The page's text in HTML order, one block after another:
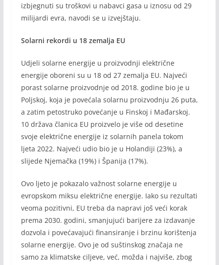
izbjegnuti su troškovi u nabavci gasa u iznosu od 29
milijardi evra, navodi se u izvejštaju.
Solarni rekordi u 18 zemalja EU
Udjeli solarne energije u proizvodnji električne
energije oboreni su u 18 od 27 zemalja EU. Najveći
porast solarne proizvodnje od 2018. godine bio je u
Poljskoj, koja je povećala solarnu proizvodnju 26 puta,
a zatim petostruko povećanje u Finskoj i Mađarskoj.
10 država članica EU proizvelo je više od desetine
svoje električne energije iz solarnih panela tokom
ljeta 2022. Najveći udio bio je u Holandiji (23%), a
slijede Njemačka (19%) i Španija (17%).
Ovo ljeto je pokazalo važnost solarne energije u
evropskom miksu električne energije. Iako su rezultati
veoma pozitivni, EU treba da napravi još veći korak
prema 2030. godini, smanjujući barijere za izdavanje
dozvola i povećavajući finansiranje i brzinu korištenja
solarne energije. Ovo je od suštinskog značaja ne
samo za klimatske ciljeve, već, možda i najviše, zbog